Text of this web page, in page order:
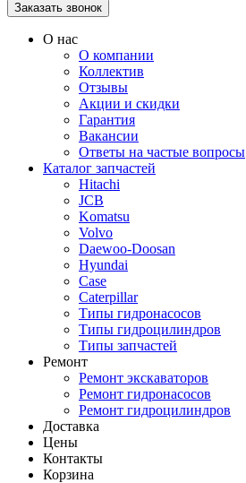
О нас
О компании
Коллектив
Отзывы
Акции и скидки
Гарантия
Вакансии
Ответы на частые вопросы
Каталог запчастей
Hitachi
JCB
Komatsu
Volvo
Daewoo-Doosan
Hyundai
Case
Caterpillar
Типы гидронасосов
Типы гидроцилиндров
Типы запчастей
Ремонт
Ремонт экскаваторов
Ремонт гидронасосов
Ремонт гидроцилиндров
Доставка
Цены
Контакты
Корзина